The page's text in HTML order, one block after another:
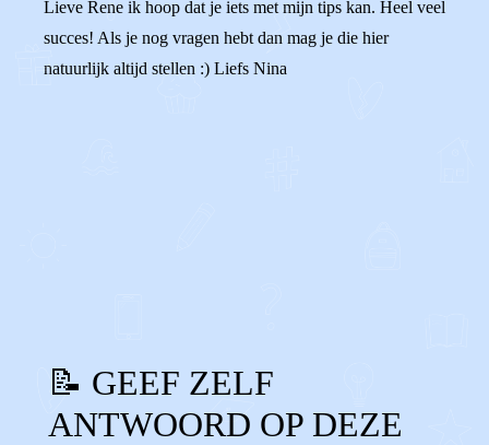
Lieve Rene ik hoop dat je iets met mijn tips kan. Heel veel
succes! Als je nog vragen hebt dan mag je die hier
natuurlijk altijd stellen :) Liefs Nina
📝 GEEF ZELF
ANTWOORD OP DEZE